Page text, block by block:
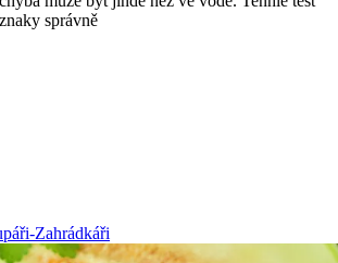
správně
Zahrádkáři